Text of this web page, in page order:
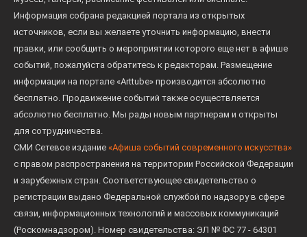
Информация собрана редакцией портала из открытых
источников, если вы желаете уточнить информацию, внести
правки, или сообщить о мероприятии которого еще нет в афише
событий, пожалуйста обратитесь к редакторам. Размещение
информации на портале «Arttube» производится абсолютно
бесплатно. Продвижение событий также осуществляется
абсолютно бесплатно. Мы рады новым партнерам и открыты
для сотрудничества.
СМИ Сетевое издание «Афиша событий современного искусства»
с правом распространения на территории Российской Федерации
и зарубежных стран. Соответствующее свидетельство о
регистрации выдано Федеральной службой по надзору в сфере
связи, информационных технологий и массовых коммуникаций
(Роскомнадзором). Номер свидетельства: ЭЛ № ФС 77 - 64301